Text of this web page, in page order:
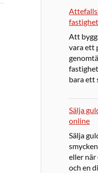
Att
vara ett
bara ett
Sälja
online
Sälja
eller
och en